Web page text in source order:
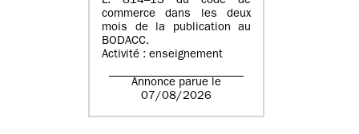
commerce dans les deux
mois de la publication au
BODACC.
Activité : enseignement
Annonce parue le
07/08/2026